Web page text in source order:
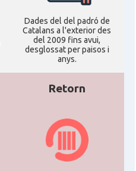
Dades del del padró de
Catalans a l'exterior des
del 2009 fins avui,
desglossat per paisos i
anys.
Retorn